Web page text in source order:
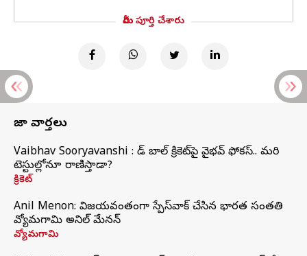
మీరు పూర్తి చేశారు
తాజా వార్తలు
Vaibhav Sooryavanshi : రెడ్ బాల్ క్రికెట్‌పై వైభవ్ ఫోకస్.. మరి
టెస్టుల్లోనూ రాణిస్తాడా?
క్రికెట్
Anil Menon: విజయవంతంగా స్పేస్‌వాక్‌ చేసిన భారత సంతతి
వ్యోమగామి అనిల్‌ మేనన్
వ్యోమగామి